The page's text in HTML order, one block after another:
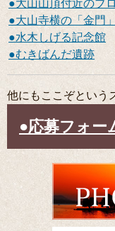
大山山頂付近のブ
大山寺横の「金門
水木しげる記念館
むきばんだ遺跡
他にもここぞという
応募フォー